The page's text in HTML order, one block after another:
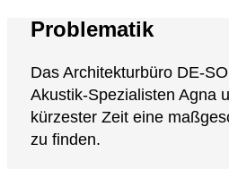
Trennelement
Alle Produkte
Materialien
Referenzen
Problematik
Das Architekturbüro DE-
Akustik-Spezialisten Agna
kürzester Zeit eine
zu finden.